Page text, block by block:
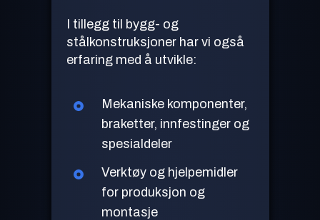
I tillegg til bygg- og
stålkonstruksjoner har vi også
erfaring med å utvikle:
Mekaniske komponenter,
braketter, innfestinger og
spesialdeler
Verktøy og hjelpemidler
for produksjon og
montasje